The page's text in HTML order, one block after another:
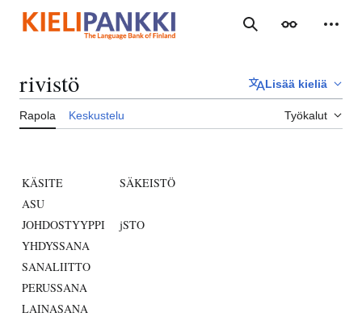
sisältöön
Haku Ulkoasu
rivistö Lisää kieliä
Rapola Keskustelu Työkalut
KÄSITE
SÄKEISTÖ
ASU
JOHDOSTYYPPI
jSTO
YHDYSSANA
SANALIITTO
PERUSSANA
LAINASANA